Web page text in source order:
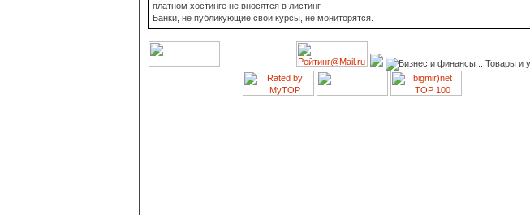
платном хостинге не вносятся в листинг.
Банки, не публикующие свои курсы, не мониторятся.